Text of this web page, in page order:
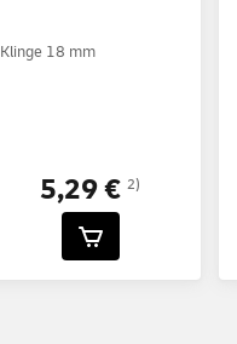
Klinge 18 mm
5,29 €2)